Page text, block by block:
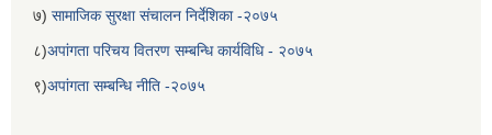
७) सामाजिक सुरक्षा संचालन निर्देशिका -२०७५
८)अपांगता परिचय वितरण सम्बन्धि कार्यविधि - २०७५
९)अपांगता सम्बन्धि नीति -२०७५